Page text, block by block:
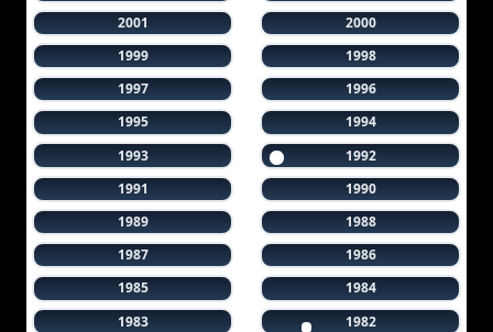
2001
2000
1999
1998
1997
1996
1995
1994
1993
1992
1991
1990
1989
1988
1987
1986
1985
1984
1983
1982